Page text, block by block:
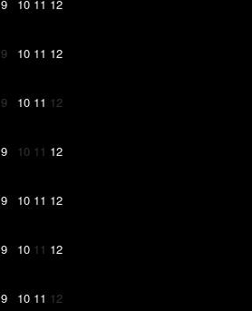
9 10 11 12
9 10 11 12
9 10 11 12
9 10 11 12
9 10 11 12
9 10 11 12
9 10 11 12